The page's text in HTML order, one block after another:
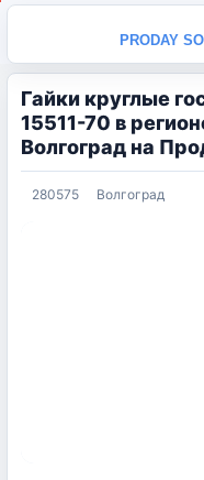
PRODAY
Гайки круглые
15511-70 в
Волгоград на
280575 Волгоград